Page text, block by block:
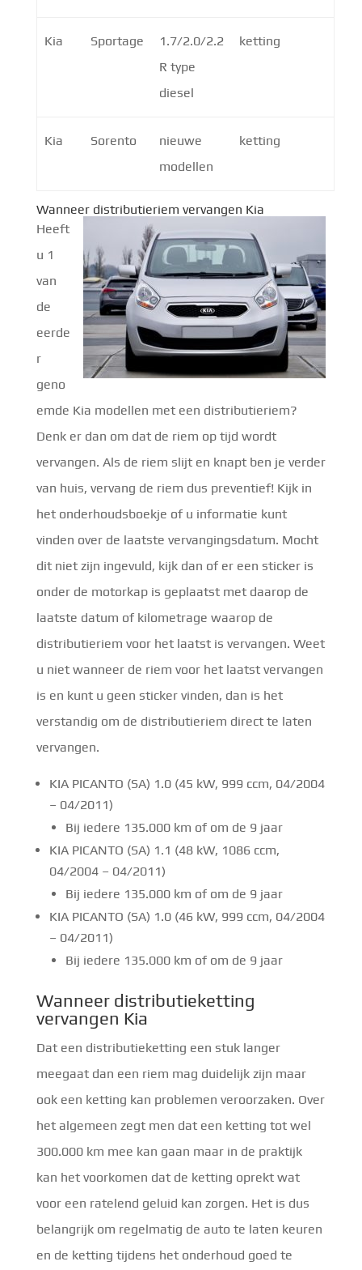
Kia Sportage
1.7/2.0/2.2
R type
diesel
ketting
Kia Sorento
nieuwe
modellen
ketting
Wanneer distributieriem vervangen Kia
Heeft
u 1
van
de
eerde
r
geno
emde Kia modellen met een distributieriem?
Denk er dan om dat de riem op tijd wordt
vervangen. Als de riem slijt en knapt ben je verder
van huis, vervang de riem dus preventief! Kijk in
het onderhoudsboekje of u informatie kunt
vinden over de laatste vervangingsdatum. Mocht
dit niet zijn ingevuld, kijk dan of er een sticker is
onder de motorkap is geplaatst met daarop de
laatste datum of kilometrage waarop de
distributieriem voor het laatst is vervangen. Weet
u niet wanneer de riem voor het laatst vervangen
is en kunt u geen sticker vinden, dan is het
verstandig om de distributieriem direct te laten
vervangen.
KIA PICANTO (SA) 1.0 (45 kW, 999 ccm, 04/2004
– 04/2011)
Bij iedere 135.000 km of om de 9 jaar
KIA PICANTO (SA) 1.1 (48 kW, 1086 ccm,
04/2004 – 04/2011)
Bij iedere 135.000 km of om de 9 jaar
KIA PICANTO (SA) 1.0 (46 kW, 999 ccm, 04/2004
– 04/2011)
Bij iedere 135.000 km of om de 9 jaar
Wanneer distributieketting
vervangen Kia
Dat een distributieketting een stuk langer
meegaat dan een riem mag duidelijk zijn maar
ook een ketting kan problemen veroorzaken. Over
het algemeen zegt men dat een ketting tot wel
300.000 km mee kan gaan maar in de praktijk
kan het voorkomen dat de ketting oprekt wat
voor een ratelend geluid kan zorgen. Het is dus
belangrijk om regelmatig de auto te laten keuren
en de ketting tijdens het onderhoud goed te